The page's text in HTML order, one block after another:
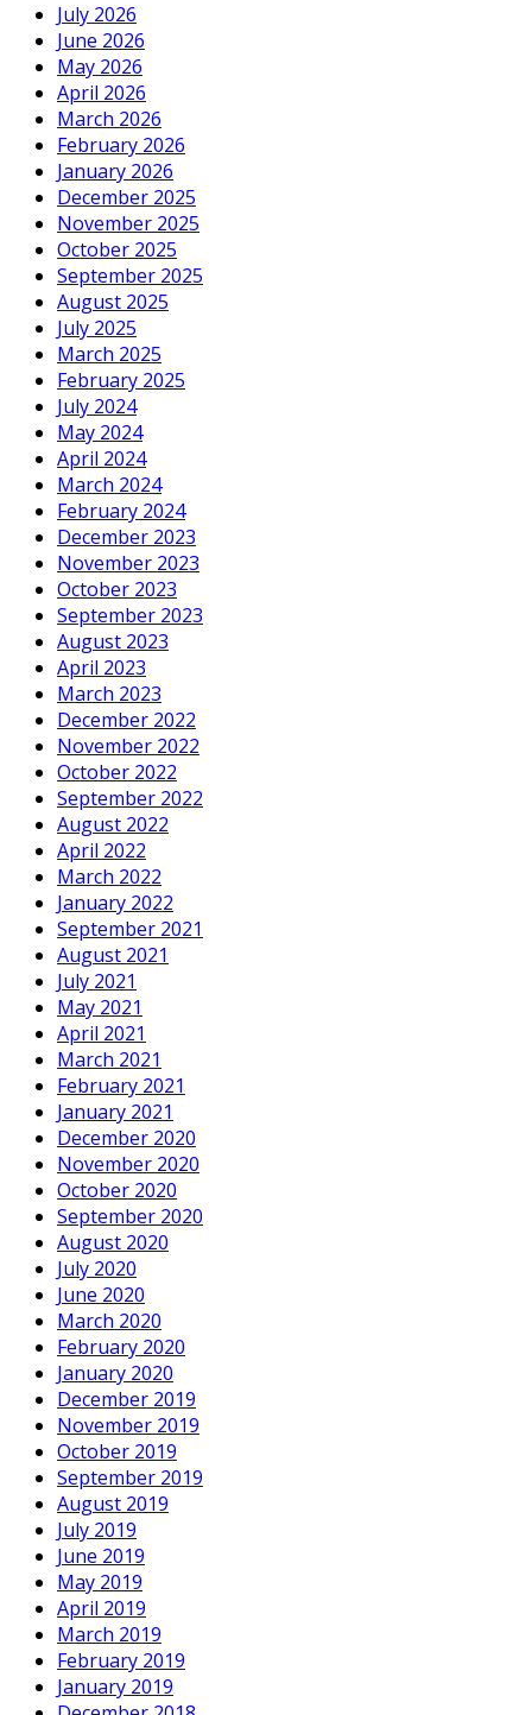
July 2026
June 2026
May 2026
April 2026
March 2026
February 2026
January 2026
December 2025
November 2025
October 2025
September 2025
August 2025
July 2025
March 2025
February 2025
July 2024
May 2024
April 2024
March 2024
February 2024
December 2023
November 2023
October 2023
September 2023
August 2023
April 2023
March 2023
December 2022
November 2022
October 2022
September 2022
August 2022
April 2022
March 2022
January 2022
September 2021
August 2021
July 2021
May 2021
April 2021
March 2021
February 2021
January 2021
December 2020
November 2020
October 2020
September 2020
August 2020
July 2020
June 2020
March 2020
February 2020
January 2020
December 2019
November 2019
October 2019
September 2019
August 2019
July 2019
June 2019
May 2019
April 2019
March 2019
February 2019
January 2019